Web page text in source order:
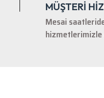
MÜŞTERİ
Mesai